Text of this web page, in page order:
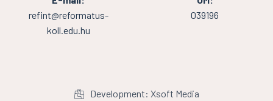
refint@reformatus-
koll.edu.hu
039196
Development: Xsoft Media